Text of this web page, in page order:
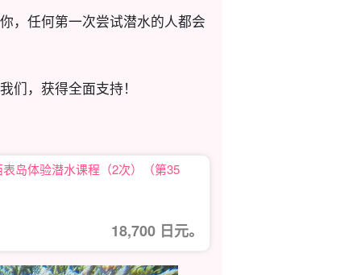
，任何第一次尝试潜水的人都会
们，获得全面支持！
岛体验潜水课程（2次）（第35
18,700 日元。